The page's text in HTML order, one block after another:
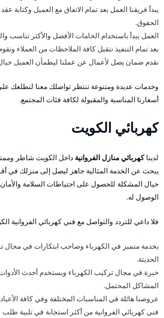
يبدأ فريقنا العمل بعد تمام الاتفاق مع العميل وكتابة
الحقوق.
العمل يبدأ باستخدام الخامات الأفضل والأكثر تناسب
بعد تمام التنفيذ نتقبل كافة الملاحظات من العملاء
نقدم ضمان يصل لأعمال عن عملنا ليطمأن العميل حيال
وخدمات عديدة ومتنوعة تنتظر تواصلك معنا لنطلعك
أسعارنا المناسبة والمقبولة لكافة فئات المجتمع.
كهربائي الكويت
لديناكهربائي منازل الفروانية داخل الكويت شاطر
يبحث عن الخدمة المثالية جاهز ليصل إلى منزلك في
حيال المشكلة للحصول على احتياطات السلامة
الوصول له.
فلا داعي للتردد والتواصل مع فني كهربائي الفروانية
بخدمة متميز في الكهرباء وصاحب ابتكارات في مجال
الحديثة.
خبرة في مجال تركيب الكهرباء ويستخدم أحدث
المشاكل المحتمل.
عروضنا هائلة في المناسبات المختلفة وفي كافة
فني كهربائي الفروانية من أكثر استجابة في تلبية